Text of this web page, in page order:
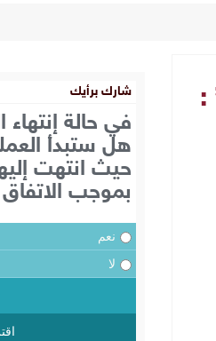
:
شارك برأيك
في حالة
هل ستبدأ
حيث انتهت
بموجب
نعم
لا